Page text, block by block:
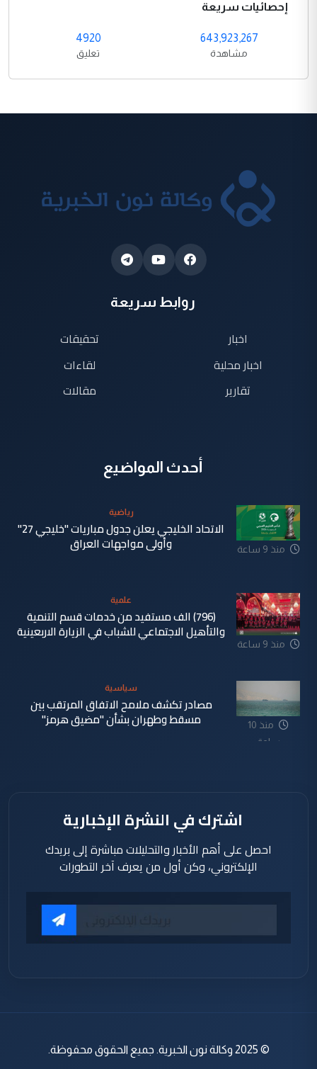
إحصائيات سريعة
643,923,267
مشاهدة
4920
تعليق
روابط سريعة
اخبار
اخبار محلية
تقارير
تحقيقات
لقاءات
مقالات
أحدث المواضيع
منذ 9 ساعة
رياضية
الاتحاد الخليجي يعلن جدول مباريات "خليجي 27"
وأولى مواجهات العراق
منذ 9 ساعة
علمية
(796) الف مستفيد من خدمات قسم التنمية
والتأهيل الاجتماعي للشباب في الزيارة الاربعينية
منذ 10
ساعة
سياسية
مصادر تكشف ملامح الاتفاق المرتقب بين
مسقط وطهران بشأن "مضيق هرمز"
اشترك في النشرة الإخبارية
احصل على أهم الأخبار والتحليلات مباشرة إلى بريدك
الإلكتروني، وكن أول من يعرف آخر التطورات
© 2025 وكالة نون الخبرية. جميع الحقوق محفوظة.